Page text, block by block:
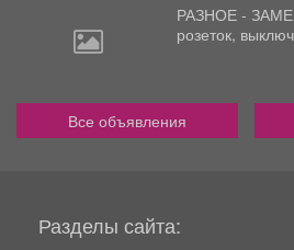
РАЗНОЕ -
розеток,
Все объявления
Разделы сайта: